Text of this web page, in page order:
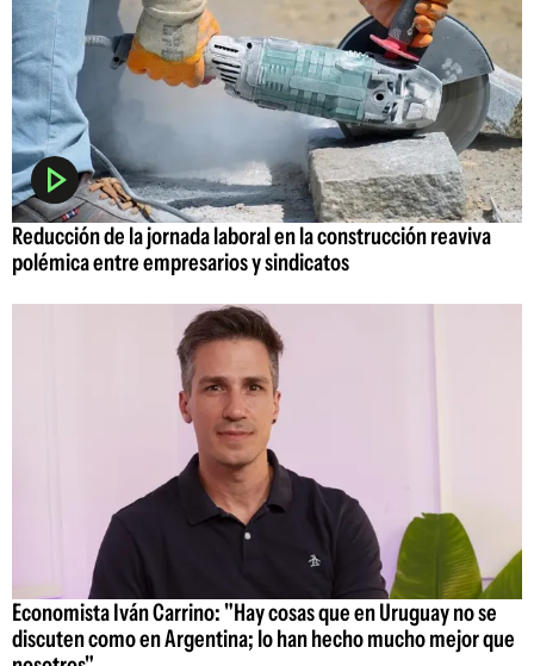
Reducción de la jornada laboral en la construcción reaviva
polémica entre empresarios y sindicatos
Economista Iván Carrino: "Hay cosas que en Uruguay no se
discuten como en Argentina; lo han hecho mucho mejor que